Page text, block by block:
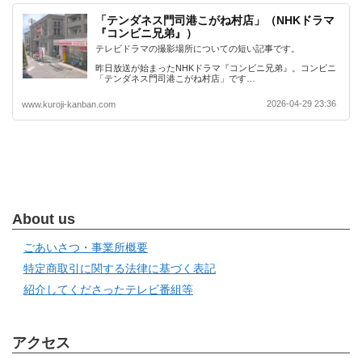
「テンダネス門司港こがね村店」（NHKドラマ
『コンビニ兄弟』）
テレビドラマの撮影場所についての短い記事です。
昨日放送が始まったNHKドラマ『コンビニ兄弟』。コンビニ
「テンダネス門司港こがね村店」です…
www.kuroji-kanban.com 2026-04-29 23:36
About us
ごあいさつ・事業所概要
特定商取引に関する法律に基づく表記
紹介してくださったテレビ番組等
アクセス